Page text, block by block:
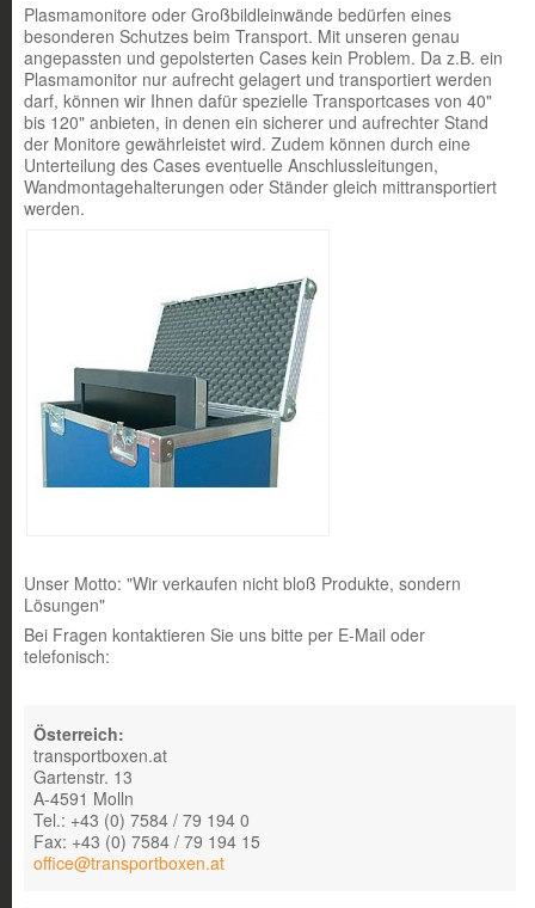
Plasmamonitore oder Großbildleinwände bedürfen eines
besonderen Schutzes beim Transport. Mit unseren genau
angepassten und gepolsterten Cases kein Problem. Da z.B. ein
Plasmamonitor nur aufrecht gelagert und transportiert werden
darf, können wir Ihnen dafür spezielle Transportcases von 40"
bis 120" anbieten, in denen ein sicherer und aufrechter Stand
der Monitore gewährleistet wird. Zudem können durch eine
Unterteilung des Cases eventuelle Anschlussleitungen,
Wandmontagehalterungen oder Ständer gleich mittransportiert
werden.
Unser Motto: "Wir verkaufen nicht bloß Produkte, sondern
Lösungen"
Bei Fragen kontaktieren Sie uns bitte per E-Mail oder
telefonisch:
Österreich:
transportboxen.at
Gartenstr. 13
A-4591 Molln
Tel.: +43 (0) 7584 / 79 194 0
Fax: +43 (0) 7584 / 79 194 15
office@transportboxen.at